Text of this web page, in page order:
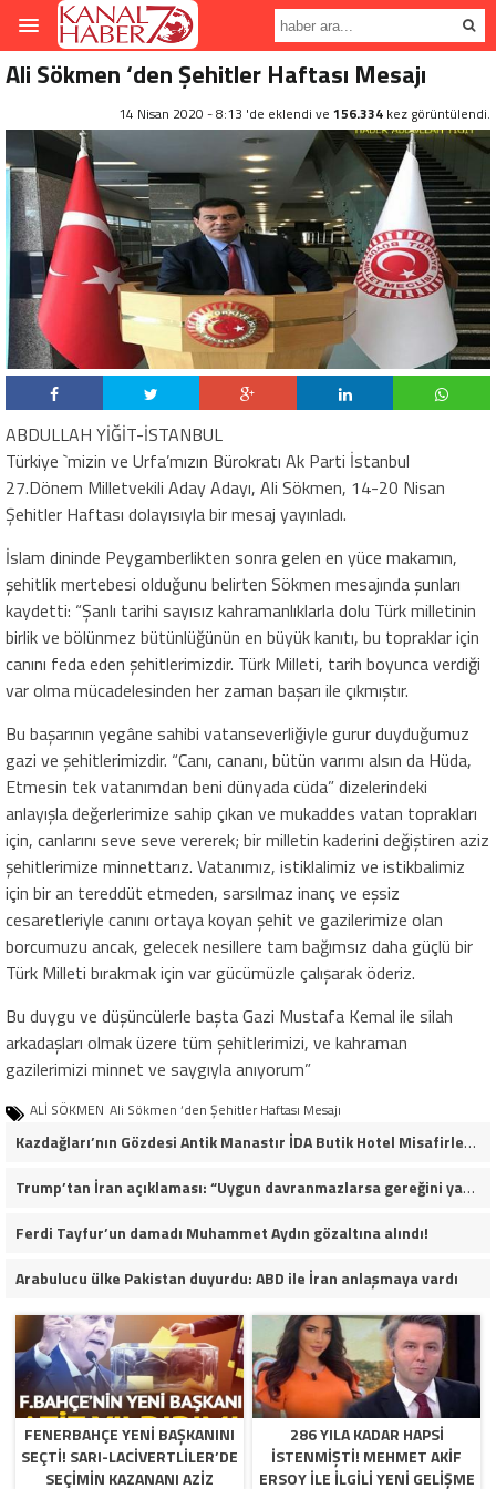
Ali Sökmen ‘den Şehitler Haftası Mesajı
14 Nisan 2020 - 8:13 'de eklendi ve 156.334 kez görüntülendi.
ABDULLAH YİĞİT-İSTANBUL
Türkiye `mizin ve Urfa’mızın Bürokratı Ak Parti İstanbul
27.Dönem Milletvekili Aday Adayı, Ali Sökmen, 14-20 Nisan
Şehitler Haftası dolayısıyla bir mesaj yayınladı.
İslam dininde Peygamberlikten sonra gelen en yüce makamın,
şehitlik mertebesi olduğunu belirten Sökmen mesajında şunları
kaydetti: “Şanlı tarihi sayısız kahramanlıklarla dolu Türk milletinin
birlik ve bölünmez bütünlüğünün en büyük kanıtı, bu topraklar için
canını feda eden şehitlerimizdir. Türk Milleti, tarih boyunca verdiği
var olma mücadelesinden her zaman başarı ile çıkmıştır.
Bu başarının yegâne sahibi vatanseverliğiyle gurur duyduğumuz
gazi ve şehitlerimizdir. “Canı, cananı, bütün varımı alsın da Hüda,
Etmesin tek vatanımdan beni dünyada cüda” dizelerindeki
anlayışla değerlerimize sahip çıkan ve mukaddes vatan toprakları
için, canlarını seve seve vererek; bir milletin kaderini değiştiren aziz
şehitlerimize minnettarız. Vatanımız, istiklalimiz ve istikbalimiz
için bir an tereddüt etmeden, sarsılmaz inanç ve eşsiz
cesaretleriyle canını ortaya koyan şehit ve gazilerimize olan
borcumuzu ancak, gelecek nesillere tam bağımsız daha güçlü bir
Türk Milleti bırakmak için var gücümüzle çalışarak öderiz.
Bu duygu ve düşüncülerle başta Gazi Mustafa Kemal ile silah
arkadaşları olmak üzere tüm şehitlerimizi, ve kahraman
gazilerimizi minnet ve saygıyla anıyorum”
ALİ SÖKMEN Ali Sökmen ‘den Şehitler Haftası Mesajı
Kazdağları’nın Gözdesi Antik Manastır İDA Butik Hotel Misafirlerinden Tam Not Alıyor
Trump’tan İran açıklaması: “Uygun davranmazlarsa gereğini yaparım”
Ferdi Tayfur’un damadı Muhammet Aydın gözaltına alındı!
Arabulucu ülke Pakistan duyurdu: ABD ile İran anlaşmaya vardı
FENERBAHÇE YENI BAŞKANINI
SEÇTI! SARI-LACIVERTLILER’DE
SEÇIMIN KAZANANI AZIZ
286 YILA KADAR HAPSI
ISTENMIŞTI! MEHMET AKIF
ERSOY ILE ILGILI YENI GELIŞME